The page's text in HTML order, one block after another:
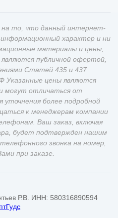
то, что данный интернет-
характер и ни
материалы и цены,
публичной офертой,
Статей 435 и 437
Указанные цены являются
могут отличаться от
более подробной
к менеджерам компании
Ваш заказ, включая
будет подтвержден нашим
звонка на номер,
при заказе.
Р.В. ИНН: 580316890594